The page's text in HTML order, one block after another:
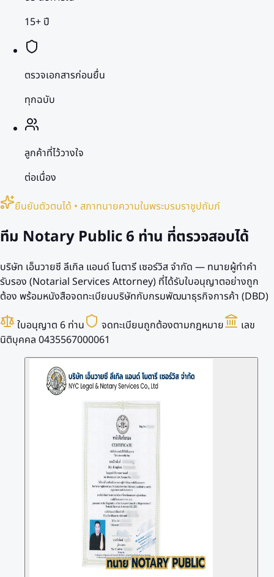
15+ ปี
ตรวจเอกสารก่อนยื่น
ทุกฉบับ
ลูกค้าที่ไว้วางใจ
ต่อเนื่อง
ยืนยันตัวตนได้ • สภาทนายความในพระบรมราชูปถัมภ์
ทีม Notary Public6 ท่าน ที่ตรวจสอบได้
บริษัท เอ็นวายซี ลีเกิล แอนด์ โนตารี เซอร์วิส จำกัด — ทนายผู้ทำคำ
รับรอง (Notarial Services Attorney) ที่ได้รับใบอนุญาตอย่างถูก
ต้อง พร้อมหนังสือจดทะเบียนบริษัทกับกรมพัฒนาธุรกิจการค้า (DBD)
ใบอนุญาต 6 ท่าน
จดทะเบียนถูกต้องตามกฎหมาย
เลข
นิติบุคคล 0435567000061